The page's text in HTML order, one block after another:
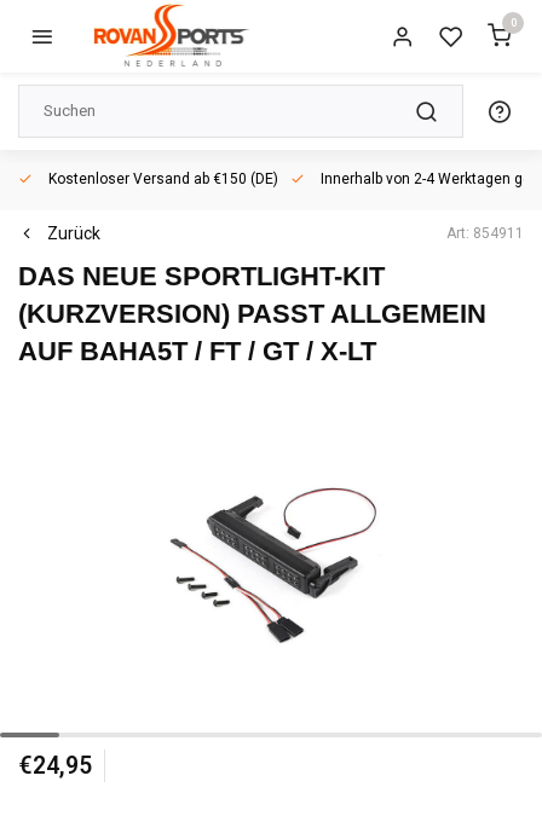
0
Kostenloser Versand ab €150 (DE) Innerhalb von 2-4 Werktagen
Zurück Art: 854911
DAS NEUE SPORTLIGHT-KIT
(KURZVERSION) PASST ALLGEMEIN
AUF BAHA5T / FT / GT / X-LT
€24,95